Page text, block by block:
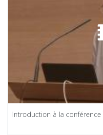
Introduction à la conférence